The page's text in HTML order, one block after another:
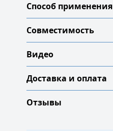
Способ применения
Совместимость
Видео
Доставка и оплата
Отзывы